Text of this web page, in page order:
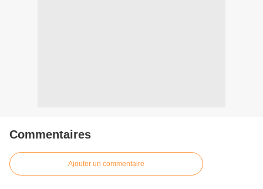
Commentaires
Ajouter un commentaire